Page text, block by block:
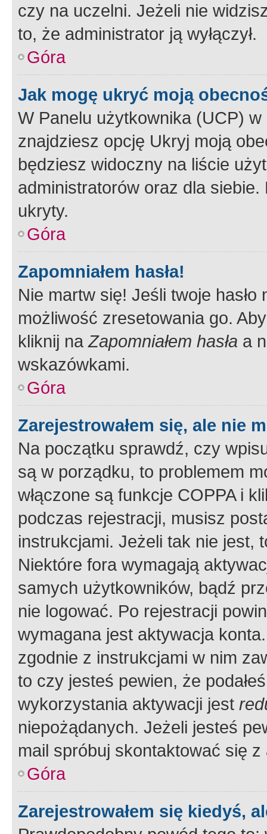
czy na uczelni. Jeżeli nie
to, że administrator ją wyłączył.
Góra
Jak mogę ukryć moją
W Panelu użytkownika (UCP) w
znajdziesz opcję Ukryj moją
będziesz widoczny na liście
administratorów oraz dla
ukryty.
Góra
Zapomniałem hasła!
Nie martw się! Jeśli twoje
możliwość zresetowania go.
kliknij naZapomniałem hasła a
wskazówkami.
Góra
Zarejestrowałem się, ale nie
Na początku sprawdź, czy
są w porządku, to problemem
włączone są funkcje COPPA i
podczas rejestracji, musisz
instrukcjami. Jeżeli tak nie jest,
Niektóre fora wymagają
samych użytkowników, bądź
nie logować. Po rejestracji
wymagana jest aktywacja
zgodnie z instrukcjami w nim
to czy jesteś pewien, że
wykorzystania aktywacji jest
niepożądanych. Jeżeli jesteś
mail spróbuj skontaktować się
Góra
Zarejestrowałem się kiedyś,